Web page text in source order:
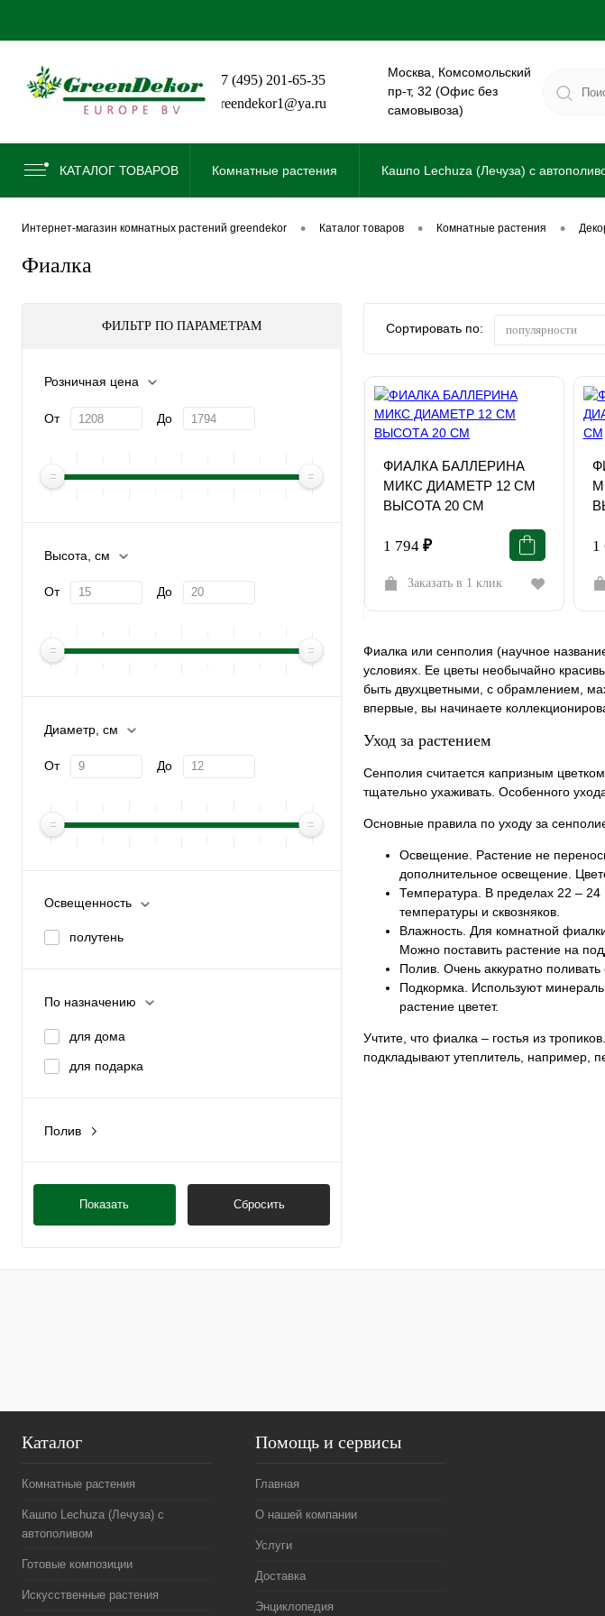
+7 (495) 201-65-35
greendekor1@ya.ru
Москва, Комсомольский
пр-т, 32 (Офис без
самовывоза)
КАТАЛОГ ТОВАРОВ Комнатные растения Кашпо Lechuza (Лечуза) с
интернет-магазин комнатных растений greendekor • каталог товаров • комнатные растения •
Фиалка
ФИЛЬТР ПО ПАРАМЕТРАМ
Розничная цена
От До
Высота, см
От До
Диаметр, см
От До
Освещенность
полутень
По назначению
для дома
для подарка
Полив
Показать Сбросить
Сортировать по: популярности
ФИАЛКА БАЛЛЕРИНА
МИКС ДИАМЕТР 12 СМ
ВЫСОТА 20 СМ
1 794 ₽
Заказать в 1 клик
1
Фиалка или сенполия (научное
условиях. Ее цветы необычайно
быть двухцветными, с обрамлением,
впервые, вы начинаете
Уход за растением
Сенполия считается капризным
тщательно ухаживать. Особенного
Основные правила по уходу за
Освещение. Растение не
дополнительное освещение.
Температура. В пределах 22 – 24
температуры и сквозняков.
Влажность. Для комнатной
Можно поставить растение на
Полив. Очень аккуратно
Подкормка. Используют
растение цветет.
Учтите, что фиалка – гостья из
подкладывают утеплитель, например,
Каталог
Комнатные растения
Кашпо Lechuza (Лечуза) с
автополивом
Готовые композиции
Искусственные растения
Помощь и сервисы
Главная
О нашей компании
Услуги
Доставка
Энциклопедия